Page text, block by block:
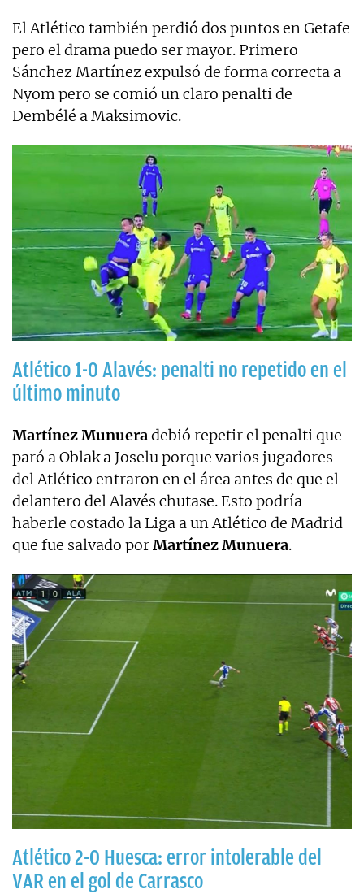
El Atlético también perdió dos puntos en Getafe
pero el drama puedo ser mayor. Primero
Sánchez Martínez expulsó de forma correcta a
Nyom pero se comió un claro penalti de
Dembélé a Maksimovic.
Atlético 1-0 Alavés: penalti no repetido en el
último minuto
Martínez Munueradebió repetir el penalti que
paró a Oblak a Joselu porque varios jugadores
del Atlético entraron en el área antes de que el
delantero del Alavés chutase. Esto podría
haberle costado la Liga a un Atlético de Madrid
que fue salvado porMartínez Munuera.
Atlético 2-0 Huesca: error intolerable del
VAR en el gol de Carrasco